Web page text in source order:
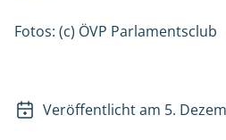
Fotos: (c) ÖVP Parlamentsclub
Veröffentlicht am 5.